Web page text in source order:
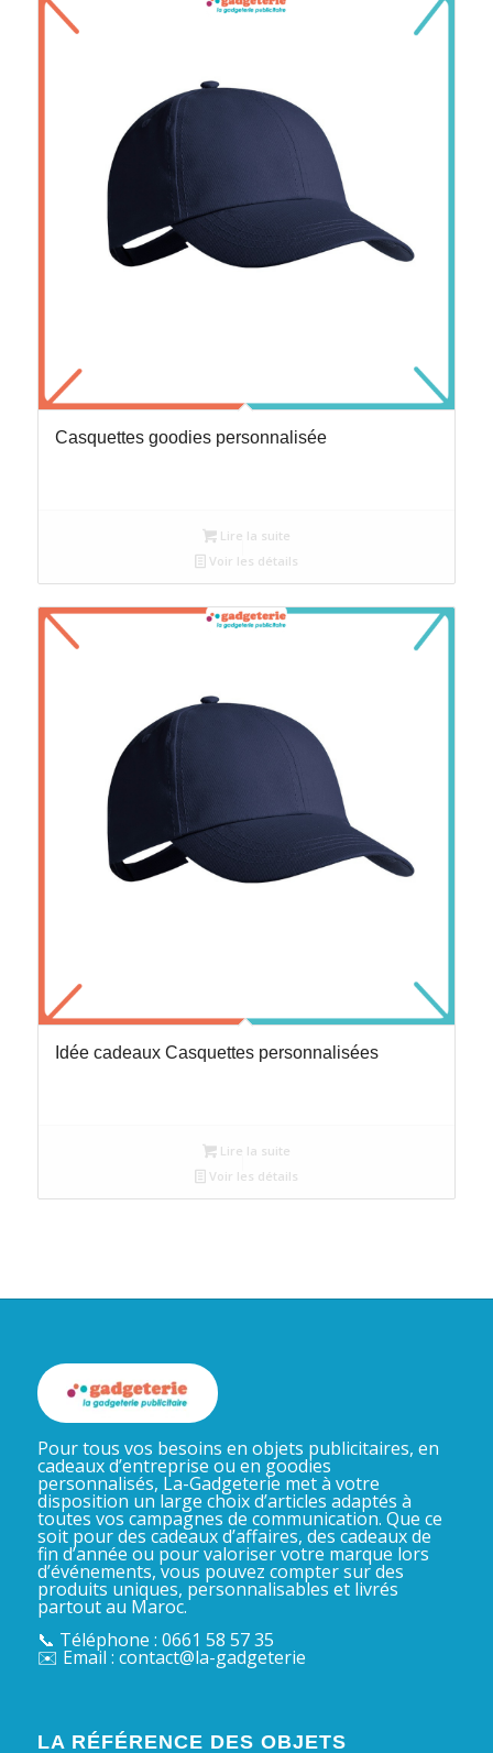
Casquettes goodies personnalisée
Lire la suite
Voir les détails
Idée cadeaux Casquettes personnalisées
Lire la suite
Voir les détails
Pour tous vos besoins en objets publicitaires, en
cadeaux d’entreprise ou en goodies
personnalisés, La-Gadgeterie met à votre
disposition un large choix d’articles adaptés à
toutes vos campagnes de communication. Que ce
soit pour des cadeaux d’affaires, des cadeaux de
fin d’année ou pour valoriser votre marque lors
d’événements, vous pouvez compter sur des
produits uniques, personnalisables et livrés
partout au Maroc.
📞 Téléphone : 0661 58 57 35
✉️ Email : contact@la-gadgeterie
LA RÉFÉRENCE DES OBJETS